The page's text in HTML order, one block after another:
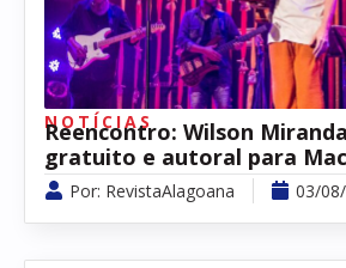
NOTÍCIAS
Reencontro: Wilson
gratuito e autoral para
Por: RevistaAlagoana 03/